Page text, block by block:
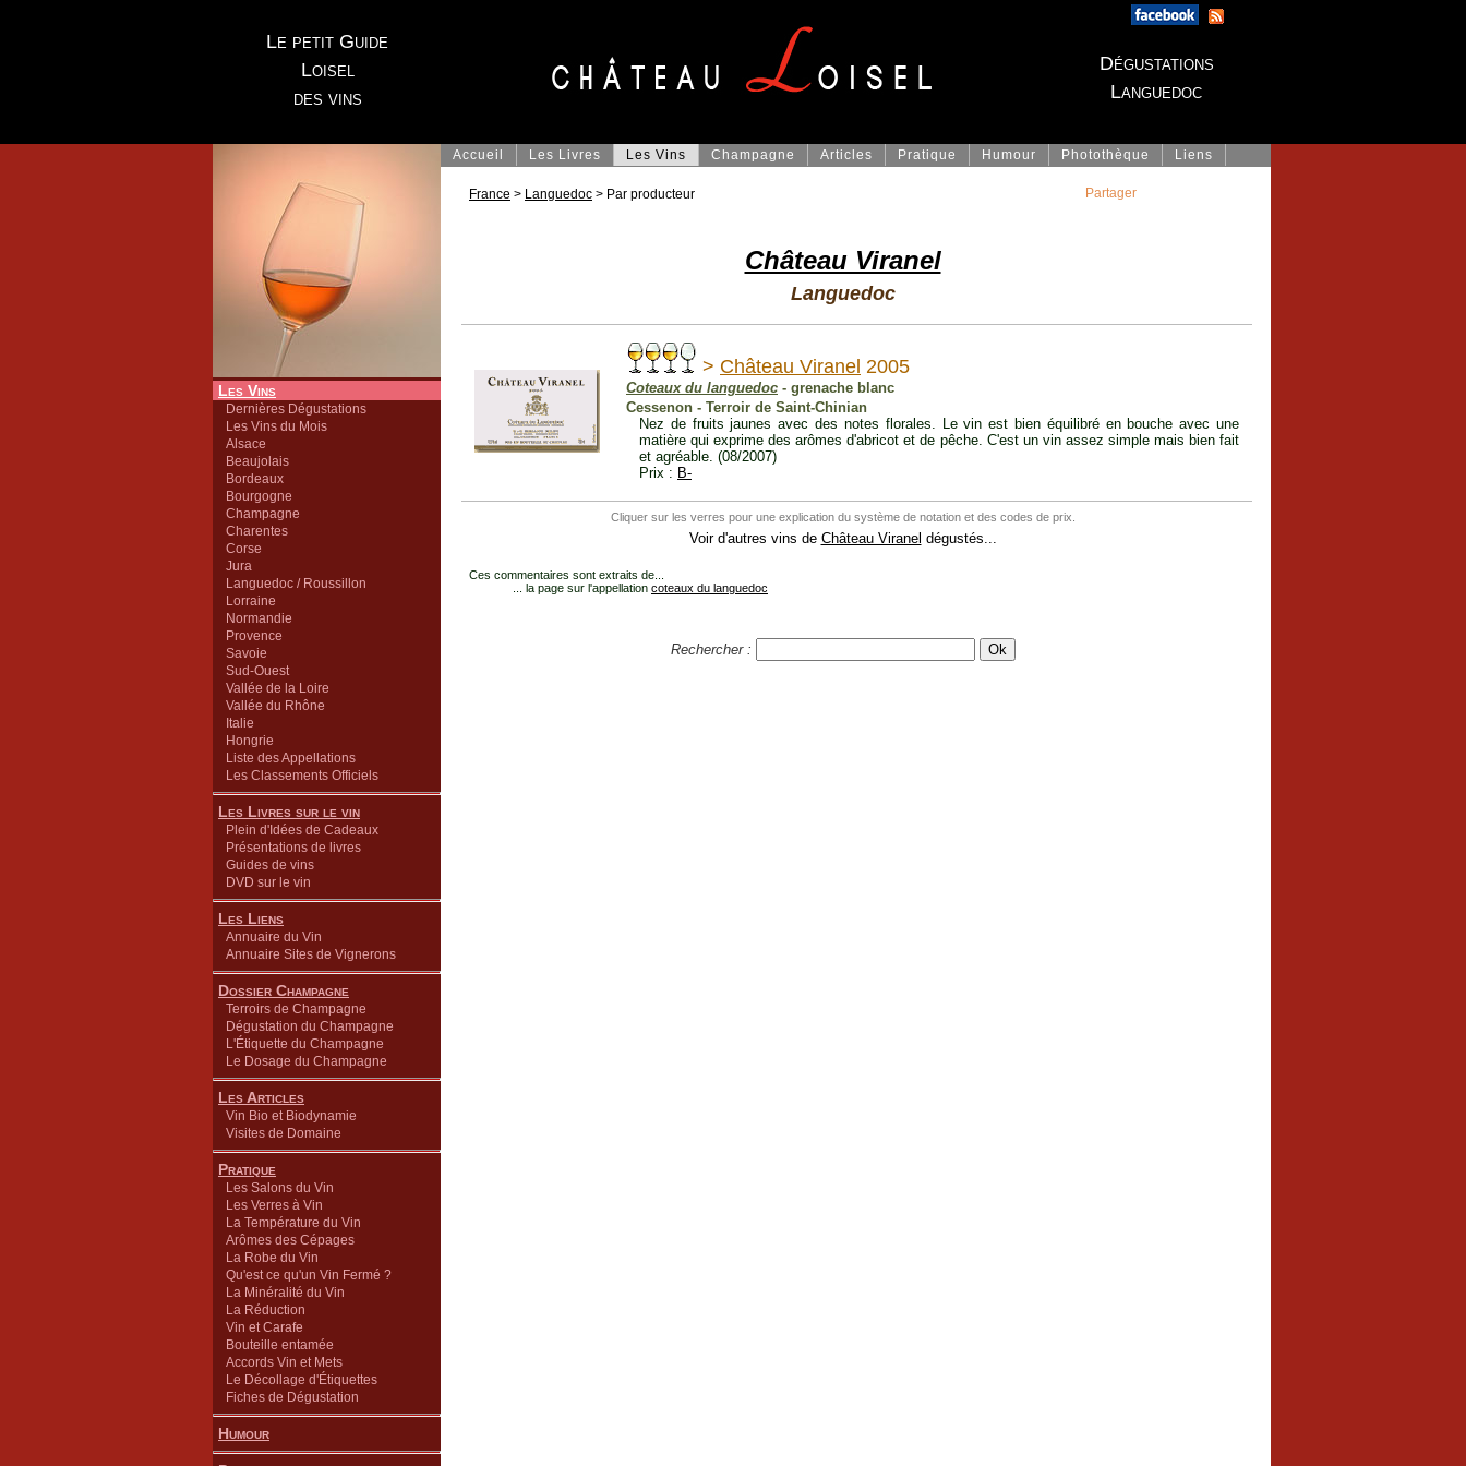
Le petit Guide
Loisel
des vins
Dégustations
Languedoc
Les Vins
Dernières Dégustations
Les Vins du Mois
Alsace
Beaujolais
Bordeaux
Bourgogne
Champagne
Charentes
Corse
Jura
Languedoc / Roussillon
Lorraine
Normandie
Provence
Savoie
Sud-Ouest
Vallée de la Loire
Vallée du Rhône
Italie
Hongrie
Liste des Appellations
Les Classements Officiels
Les Livres sur le vin
Plein d'Idées de Cadeaux
Présentations de livres
Guides de vins
DVD sur le vin
Les Liens
Annuaire du Vin
Annuaire Sites de Vignerons
Dossier Champagne
Terroirs de Champagne
Dégustation du Champagne
L'Étiquette du Champagne
Le Dosage du Champagne
Les Articles
Vin Bio et Biodynamie
Visites de Domaine
Pratique
Les Salons du Vin
Les Verres à Vin
La Température du Vin
Arômes des Cépages
La Robe du Vin
Qu'est ce qu'un Vin Fermé ?
La Minéralité du Vin
La Réduction
Vin et Carafe
Bouteille entamée
Accords Vin et Mets
Le Décollage d'Étiquettes
Fiches de Dégustation
Humour
Accueil Les Livres Les Vins Champagne Articles Pratique Humour Photothèque Liens
France > Languedoc > Par producteur
Château Viranel
Languedoc
> Château Viranel 2005
Coteaux du languedoc - grenache blanc
Cessenon - Terroir de Saint-Chinian
Nez de fruits jaunes avec des notes florales. Le vin est bien équilibré en bouche avec une
matière qui exprime des arômes d'abricot et de pêche. C'est un vin assez simple mais bien fait
et agréable. (08/2007)
Prix : B-
Cliquer sur les verres pour une explication du système de notation et des codes de prix.
Voir d'autres vins de Château Viranel dégustés...
Ces commentaires sont extraits de...
... la page sur l'appellation coteaux du languedoc
Rechercher :
Partager